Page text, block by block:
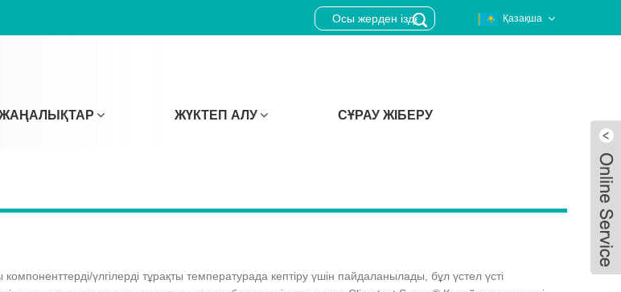
Қазақша
ЖҮКТЕП АЛУ СҰРАУ ЖІБЕРУ
үлгілерді тұрақты температурада кептіру үшін пайдаланылады, бұл үстел үсті